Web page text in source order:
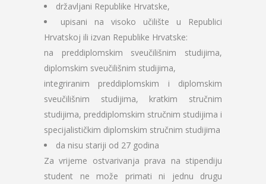
državljani Republike Hrvatske,
upisani na visoko učilište u Republici
Hrvatskoj ili izvan Republike Hrvatske:
na preddiplomskim sveučilišnim studijima,
diplomskim sveučilišnim studijima,
integriranim preddiplomskim i diplomskim
sveučilišnim studijima, kratkim stručnim
studijima, preddiplomskim stručnim studijima i
specijalističkim diplomskim stručnim studijima
da nisu stariji od 27 godina
Za vrijeme ostvarivanja prava na stipendiju
student ne može primati ni jednu drugu